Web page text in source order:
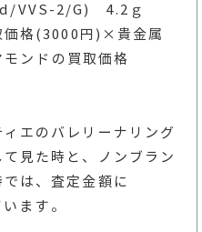
VVS-2/G) 4.2ｇ
価格(3000円)×貴金属
ンドの買取価格
エのバレリーナリング
見た時と、ノンブラン
は、査定金額に
ます。